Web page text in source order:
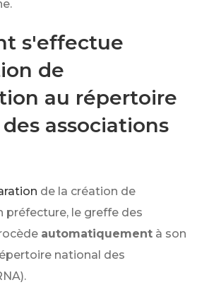
s'effectue
de
au répertoire
associations
de la création de
préfecture, le greffe des
automatiquement à son
national des